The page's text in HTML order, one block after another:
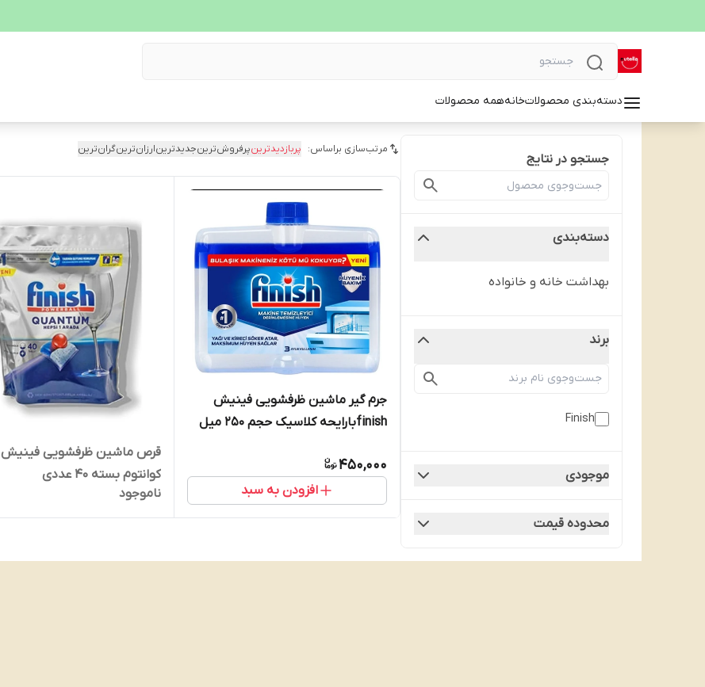
دسته‌بندی محصولاتخانههمه محصولات
جستجو در نتایج
دسته‌بندی
بهداشت خانه و خانواده
برند
Finish
موجودی
محدوده قیمت
مرتب‌سازی براساس: پربازدیدترینپرفروش‌ترینجدیدترینارزان‌ترینگران‌ترین
جرم گیر ماشین ظرفشویی فینیش
finishبارایحه کلاسیک حجم 250 میل
450,000
افزودن به سبد
قرص ماشین ظرفشویی فینیش
کوانتوم بسته ۴۰ عددی
ناموجود